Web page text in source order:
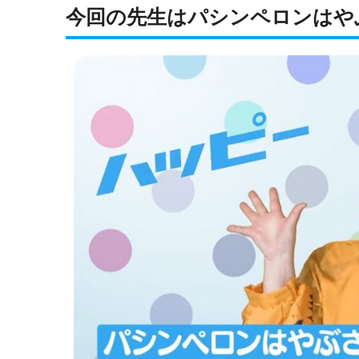
今回の先生はパシンペロンは